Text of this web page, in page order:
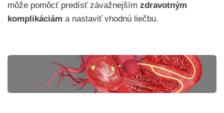
môže pomôcť predísť závažnejším zdravotným
komplikáciám a nastaviť vhodnú liečbu.